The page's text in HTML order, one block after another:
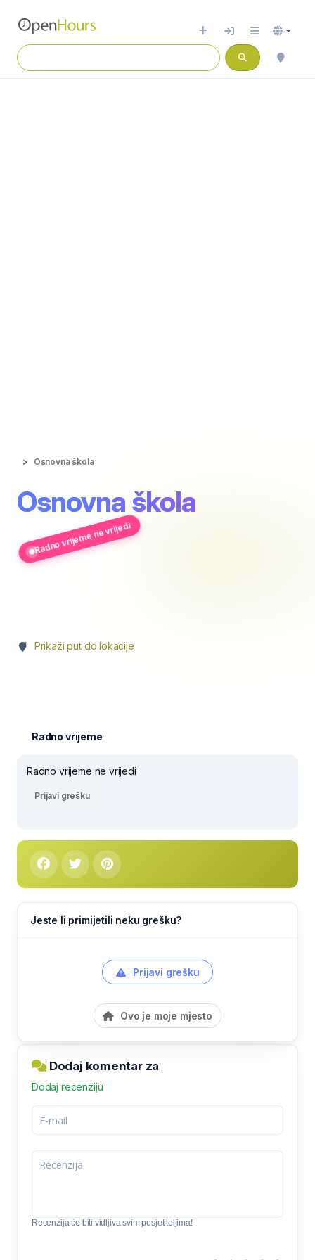
Osnovna škola
Osnovna škola
Radno vrijeme ne vrijedi
Prikaži put do lokacije
Radno vrijeme
Radno vrijeme ne vrijedi
Prijavi grešku
Jeste li primijetili neku grešku?
Prijavi grešku
Ovo je moje mjesto
Dodaj komentar za
Dodaj recenziju
Recenzija će biti vidljiva svim posjetiteljima!